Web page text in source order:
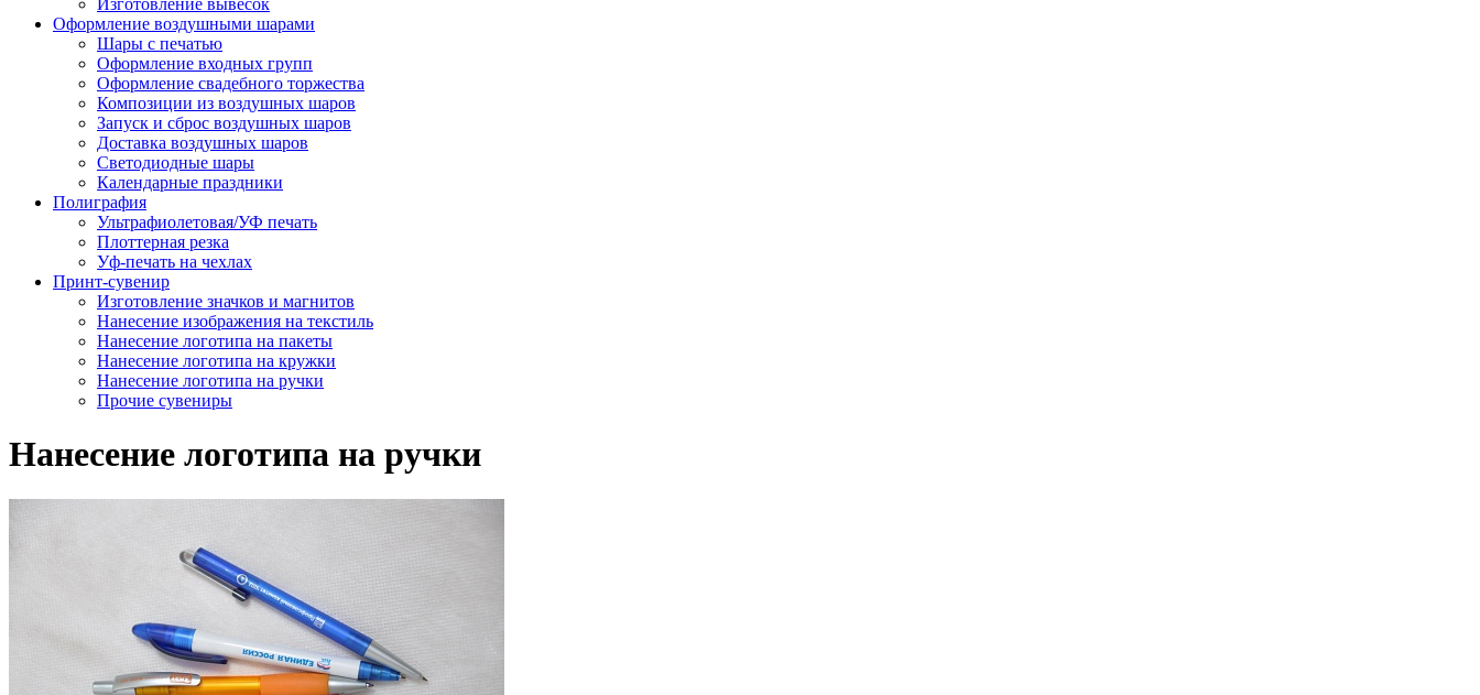
Изготовление вывесок
Оформление воздушными шарами
Шары с печатью
Оформление входных групп
Оформление свадебного торжества
Композиции из воздушных шаров
Запуск и сброс воздушных шаров
Доставка воздушных шаров
Светодиодные шары
Календарные праздники
Полиграфия
Ультрафиолетовая/УФ печать
Плоттерная резка
Уф-печать на чехлах
Принт-сувенир
Изготовление значков и магнитов
Нанесение изображения на текстиль
Нанесение логотипа на пакеты
Нанесение логотипа на кружки
Нанесение логотипа на ручки
Прочие сувениры
Нанесение логотипа на ручки